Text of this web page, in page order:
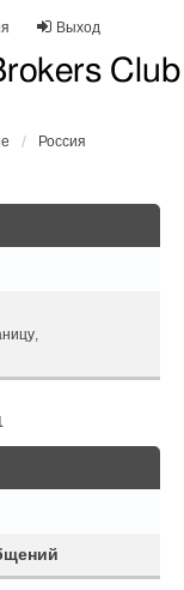
Выход
Россия
,